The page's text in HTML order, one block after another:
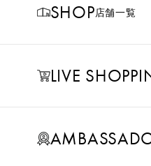
SHOP店舗一覧
LIVE